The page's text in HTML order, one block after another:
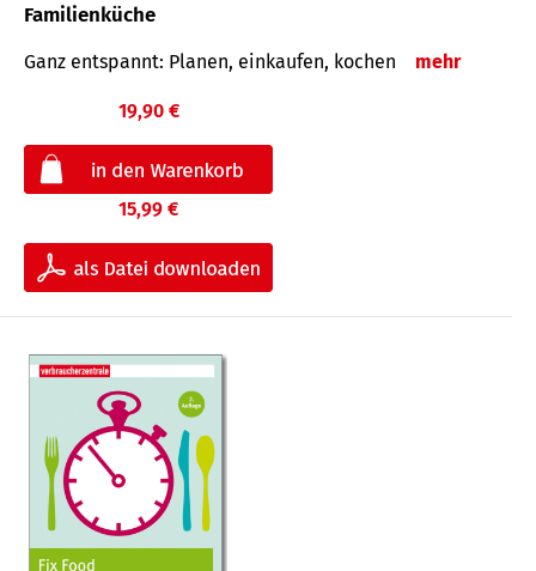
Familienküche
Ganz entspannt: Planen, einkaufen, kochen mehr
19,90 €
15,99 €